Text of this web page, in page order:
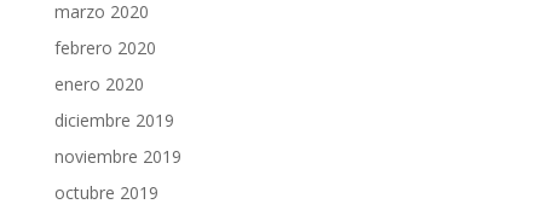
marzo 2020
febrero 2020
enero 2020
diciembre 2019
noviembre 2019
octubre 2019